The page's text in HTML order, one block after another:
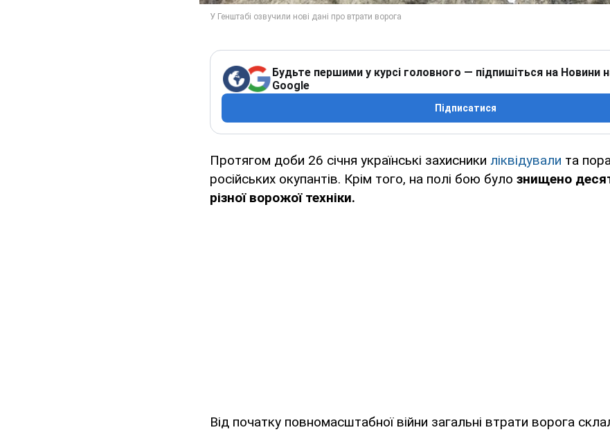
Будьте першими у курсі головного — підпишіться на Новини
Google
Підписатися
Протягом доби 26 січня українські захисники ліквідували та
російських окупантів. Крім того, на полі бою було знищено
різної ворожої техніки.
Від початку повномасштабної війни загальні втрати ворога